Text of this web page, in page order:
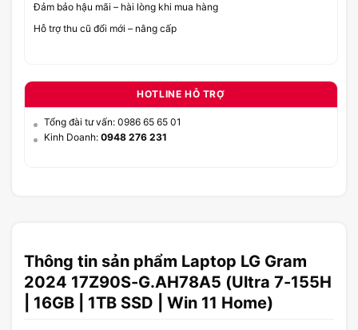
Đảm bảo hậu mãi – hài lòng khi mua hàng
Hỗ trợ thu cũ đổi mới – nâng cấp
HOTLINE HỖ TRỢ
Tổng đài tư vấn: 0986 65 65 01
Kinh Doanh: 0948 276 231
Thông tin sản phẩm Laptop LG Gram
2024 17Z90S-G.AH78A5 (Ultra 7-155H
| 16GB | 1TB SSD | Win 11 Home)